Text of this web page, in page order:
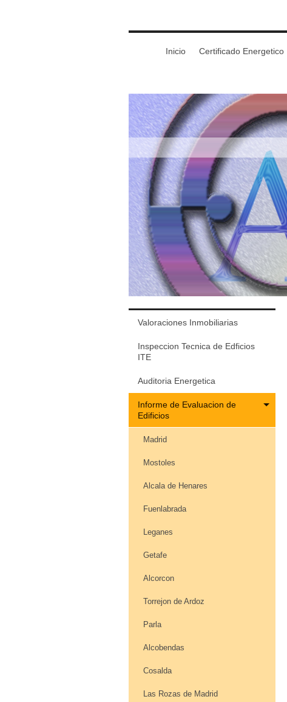
Inicio Certificado Energetico
Valoraciones Inmobiliarias
Inspeccion Tecnica de Edficios
ITE
Auditoria Energetica
Informe de Evaluacion de
Edificios
Madrid
Mostoles
Alcala de Henares
Fuenlabrada
Leganes
Getafe
Alcorcon
Torrejon de Ardoz
Parla
Alcobendas
Cosalda
Las Rozas de Madrid